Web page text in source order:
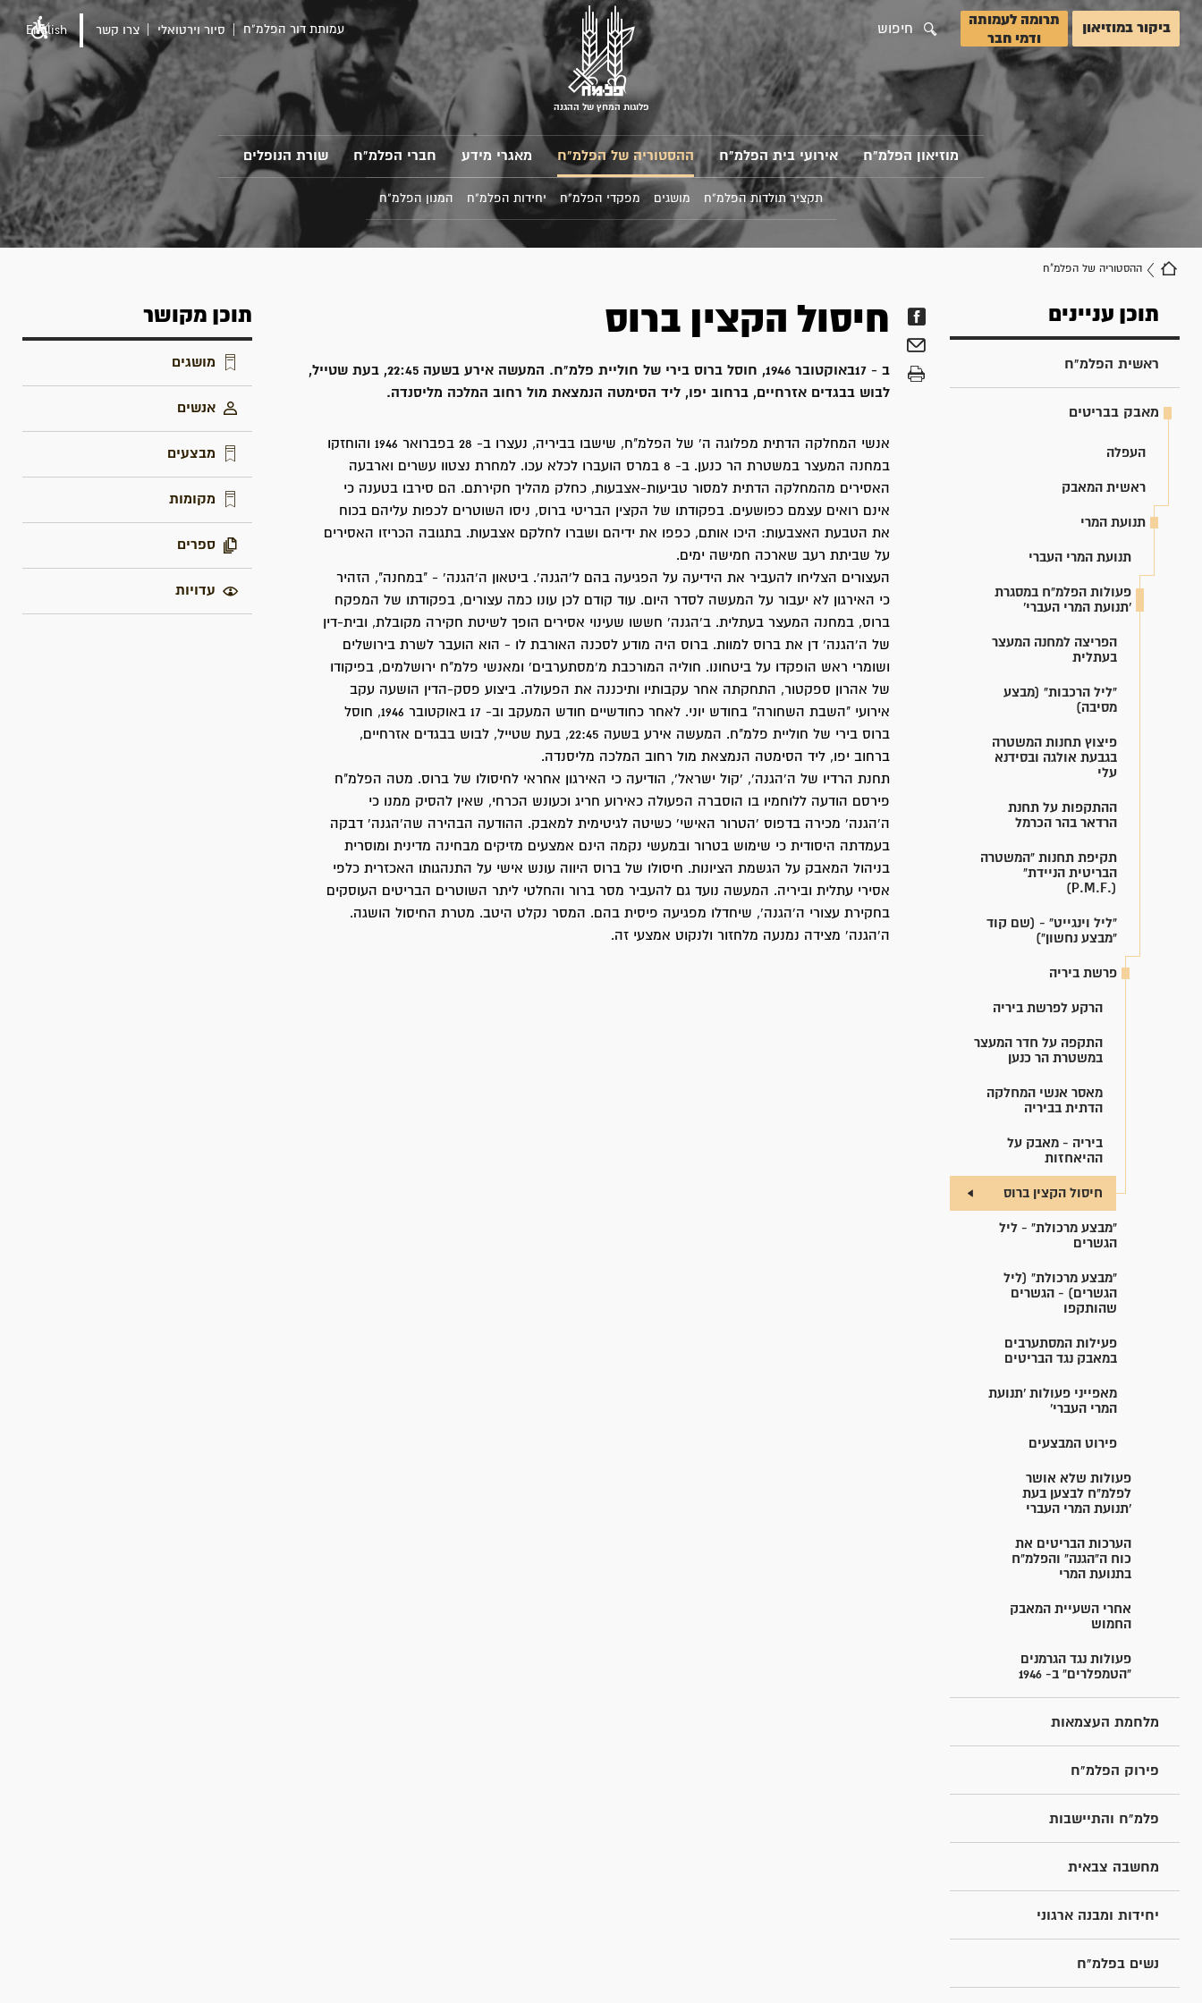
ביקור במוזיאון
תרומה לעמותה
ודמי חבר
חיפוש
פלוגות המחץ של ההגנה
עמותת דור הפלמ"ח סיור וירטואלי צרו קשר English
מוזיאון הפלמ"ח אירועי בית הפלמ"ח ההסטוריה של הפלמ"ח מאגרי מידע חברי הפלמ"ח שורת הנופלים
תקציר תולדות הפלמ"ח מושגים מפקדי הפלמ"ח יחידות הפלמ"ח המנון הפלמ"ח
ההסטוריה של הפלמ"ח
תוכן עניינים
ראשית הפלמ"ח
מאבק בבריטים
העפלה
ראשית המאבק
תנועת המרי
תנועת המרי העברי
פעולות הפלמ"ח במסגרת
'תנועת המרי העברי'
הפריצה למחנה המעצר
בעתלית
"ליל הרכבות" (מבצע
מסיבה)
פיצוץ תחנות המשטרה
בגבעת אולגה ובסידנא
עלי
ההתקפות על תחנת
הרדאר בהר הכרמל
תקיפת תחנות "המשטרה
הבריטית הניידת"
(.P.M.F)
"ליל וינגייט" - (שם קוד
"מבצע נחשון")
פרשת ביריה
הרקע לפרשת ביריה
התקפה על חדר המעצר
במשטרת הר כנען
מאסר אנשי המחלקה
הדתית בביריה
ביריה - מאבק על
ההיאחזות
חיסול הקצין ברוס
"מבצע מרכולת" - ליל
הגשרים
"מבצע מרכולת" (ליל
הגשרים) - הגשרים
שהותקפו
פעילות המסתערבים
במאבק נגד הבריטים
מאפייני פעולות 'תנועת
המרי העברי'
פירוט המבצעים
פעולות שלא אושר
לפלמ"ח לבצען בעת
'תנועת המרי העברי
הערכות הבריטים את
כוח ה"הגנה" והפלמ"ח
בתנועת המרי
אחרי השעיית המאבק
החמוש
פעולות נגד הגרמנים
"הטמפלרים" ב- 1946
מלחמת העצמאות
פירוק הפלמ"ח
פלמ"ח והתיישבות
מחשבה צבאית
יחידות ומבנה ארגוני
נשים בפלמ"ח
חיסול הקצין ברוס
ב - 17באוקטובר 1946, חוסל ברוס בירי של חוליית פלמ"ח. המעשה אירע בשעה 22:45, בעת שטייל,
לבוש בבגדים אזרחיים, ברחוב יפו, ליד הסימטה הנמצאת מול רחוב המלכה מליסנדה.
אנשי המחלקה הדתית מפלוגה ה' של הפלמ"ח, שישבו בביריה, נעצרו ב- 28 בפברואר 1946 והוחזקו
במחנה המעצר במשטרת הר כנען. ב- 8 במרס הועברו לכלא עכו. למחרת נצטוו עשרים וארבעה
האסירים מהמחלקה הדתית למסור טביעות-אצבעות, כחלק מהליך חקירתם. הם סירבו בטענה כי
אינם רואים עצמם כפושעים. בפקודתו של הקצין הבריטי ברוס, ניסו השוטרים לכפות עליהם בכוח
את הטבעת האצבעות: היכו אותם, כפפו את ידיהם ושברו לחלקם אצבעות. בתגובה הכריזו האסירים
על שביתת רעב שארכה חמישה ימים.
העצורים הצליחו להעביר את הידיעה על הפגיעה בהם ל'הגנה'. ביטאון ה'הגנה' - "במחנה", הזהיר
כי האירגון לא יעבור על המעשה לסדר היום. עוד קודם לכן עונו כמה עצורים, בפקודתו של המפקח
ברוס, במחנה המעצר בעתלית. ב'הגנה' חששו שעינוי אסירים הופך לשיטת חקירה מקובלת, ובית-דין
של ה'הגנה' דן את ברוס למוות. ברוס היה מודע לסכנה האורבת לו - הוא הועבר לשרת בירושלים
ושומרי ראש הופקדו על ביטחונו. חוליה המורכבת מ'מסתערבים' ומאנשי פלמ"ח ירושלמים, בפיקודו
של אהרון ספקטור, התחקתה אחר עקבותיו ותיכננה את הפעולה. ביצוע פסק-הדין הושעה עקב
אירועי "השבת השחורה" בחודש יוני. לאחר כחודשיים חודש המעקב וב- 17 באוקטובר 1946, חוסל
ברוס בירי של חוליית פלמ"ח. המעשה אירע בשעה 22:45, בעת שטייל, לבוש בבגדים אזרחיים,
ברחוב יפו, ליד הסימטה הנמצאת מול רחוב המלכה מליסנדה.
תחנת הרדיו של ה'הגנה', 'קול ישראל', הודיעה כי האירגון אחראי לחיסולו של ברוס. מטה הפלמ"ח
פירסם הודעה ללוחמיו בו הוסברה הפעולה כאירוע חריג וכעונש הכרחי, שאין להסיק ממנו כי
ה'הגנה' מכירה בדפוס 'הטרור האישי' כשיטה לגיטימית למאבק. ההודעה הבהירה שה'הגנה' דבקה
בעמדתה היסודית כי שימוש בטרור ובמעשי נקמה הינם אמצעים מזיקים מבחינה מדינית ומוסרית
בניהול המאבק על הגשמת הציונות. חיסולו של ברוס היווה עונש אישי על התנהגותו האכזרית כלפי
אסירי עתלית וביריה. המעשה נועד גם להעביר מסר ברור והחלטי ליתר השוטרים הבריטים העוסקים
בחקירת עצורי ה'הגנה', שיחדלו מפגיעה פיסית בהם. המסר נקלט היטב. מטרת החיסול הושגה.
ה'הגנה' מצידה נמנעה מלחזור ולנקוט אמצעי זה.
תוכן מקושר
מושגים
אנשים
מבצעים
מקומות
ספרים
עדויות